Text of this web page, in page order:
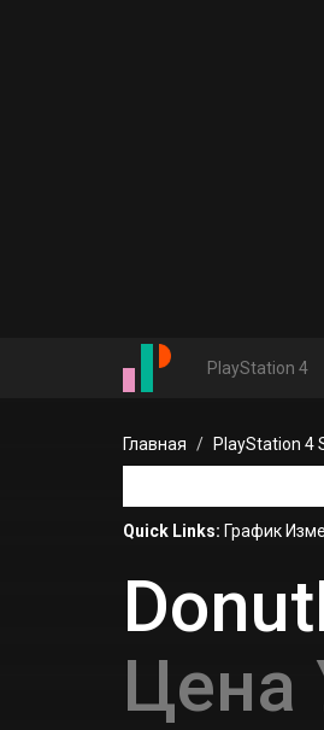
PlayStation 4
Главная PlayStation 4
Quick Links: График
Цена